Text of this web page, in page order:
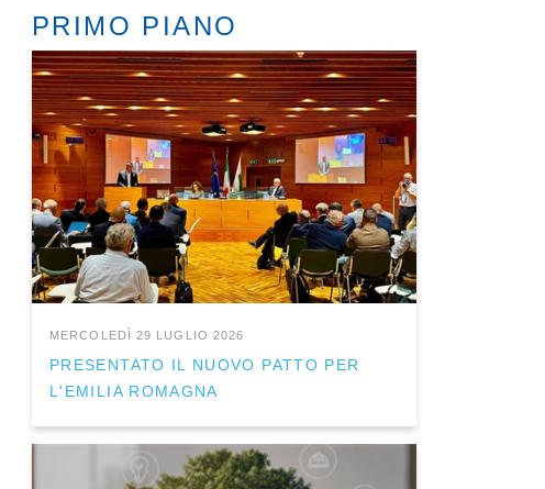
PRIMO PIANO
MERCOLEDÌ 29 LUGLIO 2026
PRESENTATO IL NUOVO PATTO PER
L'EMILIA ROMAGNA